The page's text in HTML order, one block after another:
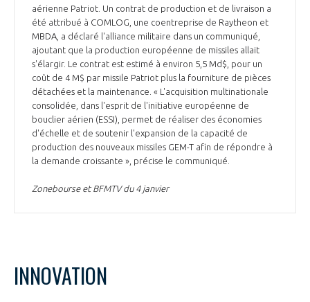
aérienne Patriot. Un contrat de production et de livraison a
été attribué à COMLOG, une coentreprise de Raytheon et
MBDA, a déclaré l'alliance militaire dans un communiqué,
ajoutant que la production européenne de missiles allait
s'élargir. Le contrat est estimé à environ 5,5 Md$, pour un
coût de 4 M$ par missile Patriot plus la fourniture de pièces
détachées et la maintenance. « L'acquisition multinationale
consolidée, dans l'esprit de l'initiative européenne de
bouclier aérien (ESSI), permet de réaliser des économies
d'échelle et de soutenir l'expansion de la capacité de
production des nouveaux missiles GEM-T afin de répondre à
la demande croissante », précise le communiqué.
Zonebourse et BFMTV du 4 janvier
INNOVATION